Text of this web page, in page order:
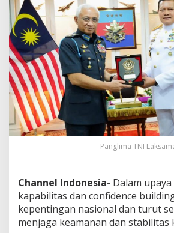
M
e
a
s
u
r
e
,
P
a
g
l
T
N
I
K
u
Panglima TNI
Channel Indonesia- Dalam
kapabilitas dan confidence
kepentingan nasional dan turut
menjaga keamanan dan stabilitas